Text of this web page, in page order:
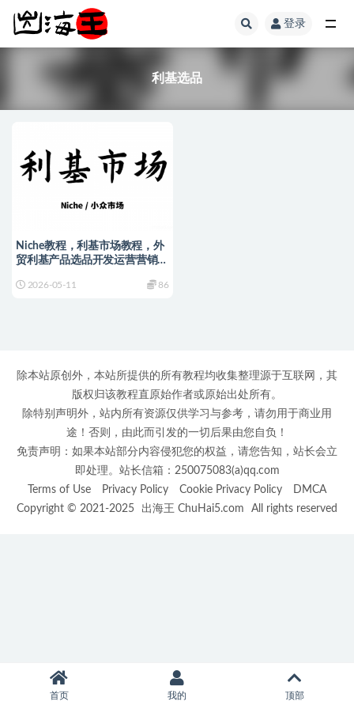
登录
利基选品
Niche教程，利基市场教程，外
贸利基产品选品开发运营营销推
2026-05-11 86
除本站原创外，本站所提供的所有教程均收集整理源于互联网，其
版权归该教程直原始作者或原始出处所有。
除特别声明外，站内所有资源仅供学习与参考，请勿用于商业用
途！否则，由此而引发的一切后果由您自负！
免责声明：如果本站部分内容侵犯您的权益，请您告知，站长会立
即处理。站长信箱：250075083(a)qq.com
Terms of Use
Privacy Policy Cookie Privacy Policy
DMCA
Copyright © 2021-2025
出海王 ChuHai5.com All rights reserved
首页 我的 顶部
全部